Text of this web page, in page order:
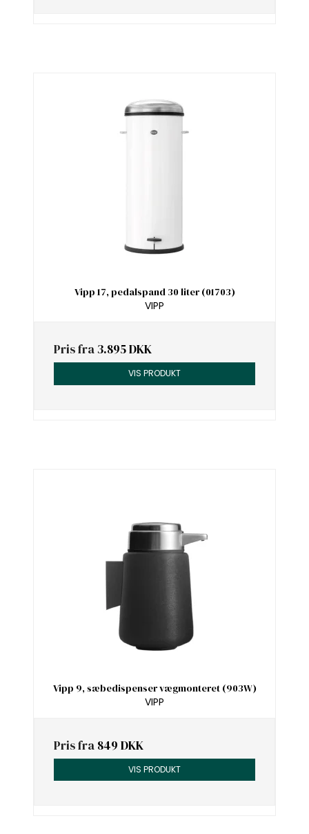
Vipp 17, pedalspand 30 liter (01703)
VIPP
Pris fra3.895 DKK
VIS PRODUKT
Vipp 9, sæbedispenser vægmonteret (903W)
VIPP
Pris fra 849 DKK
VIS PRODUKT